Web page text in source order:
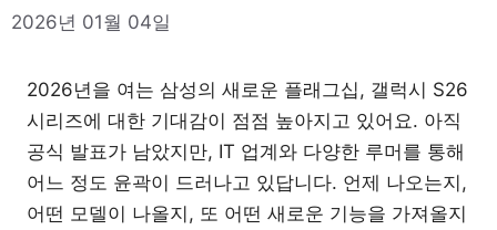
2026년 01월 04일
2026년을 여는 삼성의 새로운 플래그십, 갤럭시 S26
시리즈에 대한 기대감이 점점 높아지고 있어요. 아직
공식 발표가 남았지만, IT 업계와 다양한 루머를 통해
어느 정도 윤곽이 드러나고 있답니다. 언제 나오는지,
어떤 모델이 나올지, 또 어떤 새로운 기능을 가져올지